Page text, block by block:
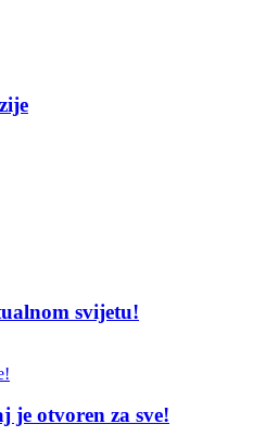
svijetu!
je otvoren za sve!